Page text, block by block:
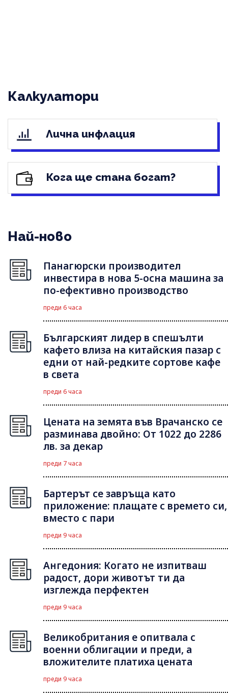
Калкулатори
Лична инфлация
Кога ще стана богат?
Най-ново
Панагюрски производител
инвестира в нова 5-осна машина за
по-ефективно производство
преди 6 часа
Българският лидер в спешълти
кафето влиза на китайския пазар с
едни от най-редките сортове кафе
в света
преди 6 часа
Цената на земята във Врачанско се
разминава двойно: От 1022 до 2286
лв. за декар
преди 7 часа
Бартерът се завръща като
приложение: плащате с времето си,
вместо с пари
преди 9 часа
Ангедония: Когато не изпитваш
радост, дори животът ти да
изглежда перфектен
преди 9 часа
Великобритания е опитвала с
военни облигации и преди, а
вложителите платиха цената
преди 9 часа